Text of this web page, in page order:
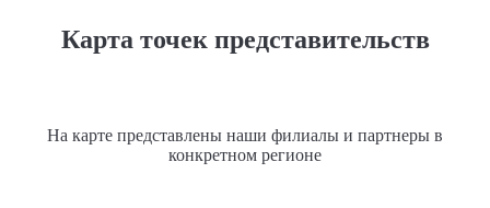
Карта точек представительств
На карте представлены наши филиалы и партнеры в
конкретном регионе